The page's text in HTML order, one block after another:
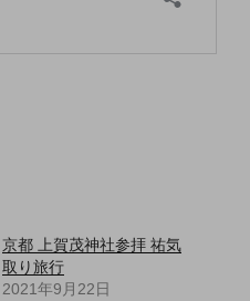
京都 上賀茂神社参拝 祐気
取り旅行
2021年9月22日